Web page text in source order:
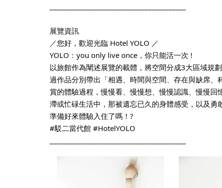
展覽資訊
／您好，歡迎光臨 Hotel YOLO ／
YOLO：you only live once，你只能活一次 !
以旅館作為闡述展覽的載體，將空間分成3大區域規
過作品分別帶出「相遇、時間與空間、存在與缺席
賞的體驗過程，慢慢看、慢慢想、慢慢認識、慢慢
滯或忙碌生活中，那被遺忘已久的身體感受，以及勇
準備好來體驗入住了嗎！?
#駁二當代館 #HotelYOLO